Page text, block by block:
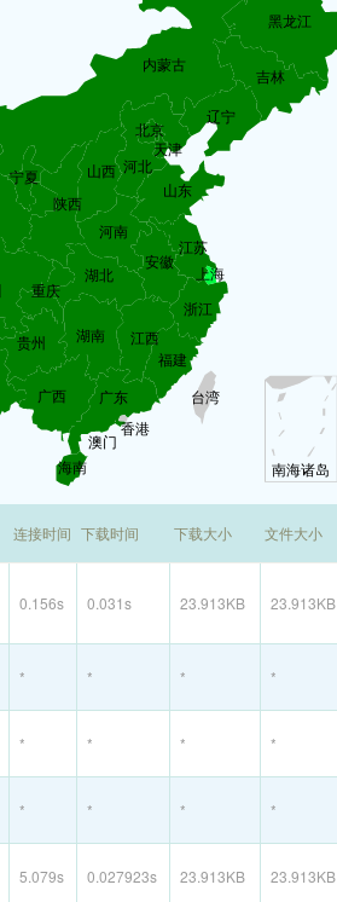
连接时间 下载时间 下载大小 文件大小
0.156s 0.031s 23.913KB 23.913KB
* * * *
* * * *
* * * *
5.079s 0.027923s 23.913KB 23.913KB